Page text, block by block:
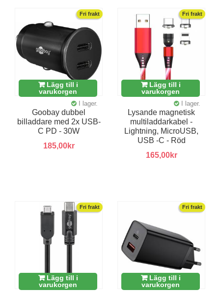
Fri frakt
Lägg till i
varukorgen
I lager.
Goobay dubbel
billaddare med 2x USB-
C PD - 30W
185,00kr
Fri frakt
Lägg till i
varukorgen
I lager.
Lysande magnetisk
multiladdarkabel -
Lightning, MicroUSB,
USB -C - Röd
165,00kr
Fri frakt
Lägg till i
varukorgen
Fri frakt
Lägg till i
varukorgen